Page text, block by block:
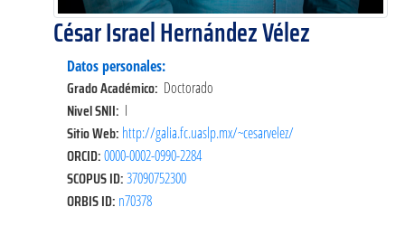
César Israel Hernández Vélez
Datos personales:
Grado Académico: Doctorado
Nivel SNII: I
Sitio Web: http://galia.fc.uaslp.mx/~cesarvelez/
ORCID:0000-0002-0990-2284
SCOPUS ID:37090752300
ORBIS ID: n70378